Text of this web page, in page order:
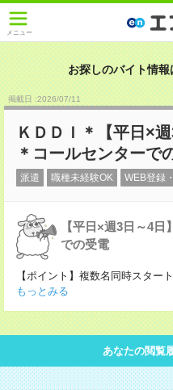
メニュー
お探しのバイト情報
掲載日 :2026/07/11
ＫＤＤＩ＊【平日×
＊コールセンターで
派遣 職種未経験OK WEB登録
【平日×週3日～4
での受電
【ポイント】複数名同時スター
もっとみる
あなたの閲覧